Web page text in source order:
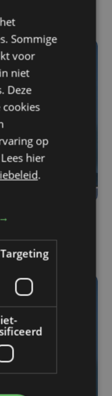
Sommige
voor
niet
Deze
op
hier
.
Targeting